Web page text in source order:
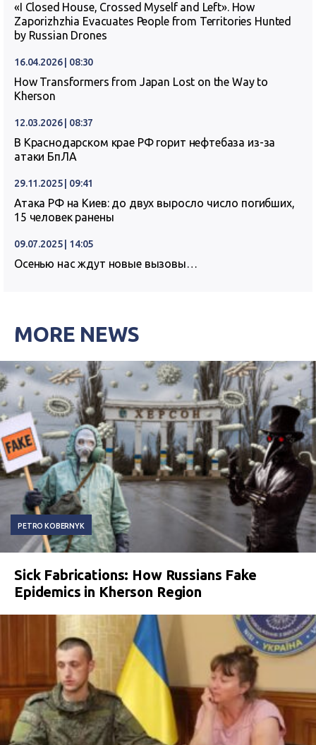
«I Closed House, Crossed Myself and Left». How
Zaporizhzhia Evacuates People from Territories Hunted
by Russian Drones
16.04.2026 | 08:30
How Transformers from Japan Lost on the Way to
Kherson
12.03.2026 | 08:37
В Краснодарском крае РФ горит нефтебаза из-за
атаки БпЛА
29.11.2025 | 09:41
Атака РФ на Киев: до двух выросло число погибших,
15 человек ранены
09.07.2025 | 14:05
Осенью нас ждут новые вызовы…
MORE NEWS
PETRO KOBERNYK
Sick Fabrications: How Russians Fake
Epidemics in Kherson Region